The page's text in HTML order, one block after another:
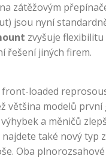
zátěžovým
jsou nyní
zvyšuje
řešení jiných firem.
loaded
většina modelů
a měničů
najdete také nový typ
Oba